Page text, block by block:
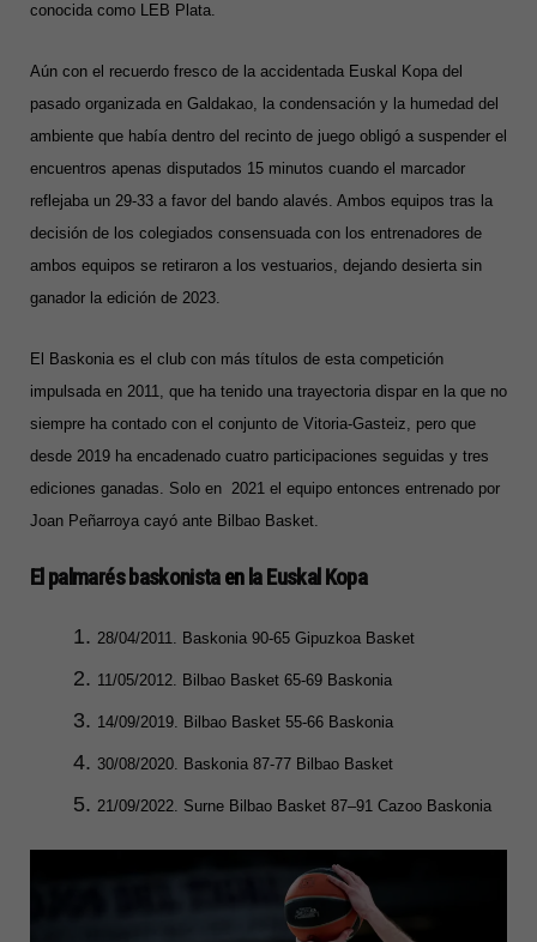
conocida como LEB Plata.
Aún con el recuerdo fresco de la accidentada Euskal Kopa del
pasado organizada en Galdakao, la condensación y la humedad del
ambiente que había dentro del recinto de juego obligó a suspender el
encuentros apenas disputados 15 minutos cuando el marcador
reflejaba un 29-33 a favor del bando alavés. Ambos equipos tras la
decisión de los colegiados consensuada con los entrenadores de
ambos equipos se retiraron a los vestuarios, dejando desierta sin
ganador la edición de 2023.
El Baskonia es el club con más títulos de esta competición
impulsada en 2011, que ha tenido una trayectoria dispar en la que no
siempre ha contado con el conjunto de Vitoria-Gasteiz, pero que
desde 2019 ha encadenado cuatro participaciones seguidas y tres
ediciones ganadas. Solo en 2021 el equipo entonces entrenado por
Joan Peñarroya cayó ante Bilbao Basket.
El palmarés baskonistaenla Euskal Kopa
28/04/2011. Baskonia 90-65 Gipuzkoa Basket
11/05/2012. Bilbao Basket 65-69 Baskonia
14/09/2019. Bilbao Basket 55-66 Baskonia
30/08/2020. Baskonia 87-77 Bilbao Basket
21/09/2022. Surne Bilbao Basket 87–91 Cazoo Baskonia